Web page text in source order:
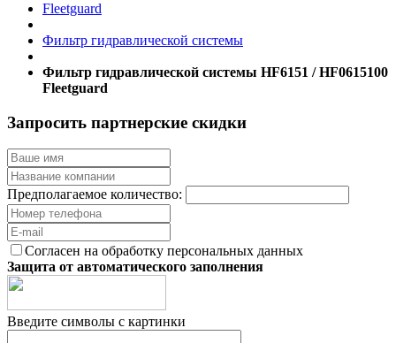
Fleetguard
Фильтр гидравлической системы
Фильтр гидравлической системы HF6151 / HF0615100
Fleetguard
Запросить партнерские скидки
Предполагаемое количество:
Согласен на обработку персональных данных
Защита от автоматического заполнения
Введите символы с картинки